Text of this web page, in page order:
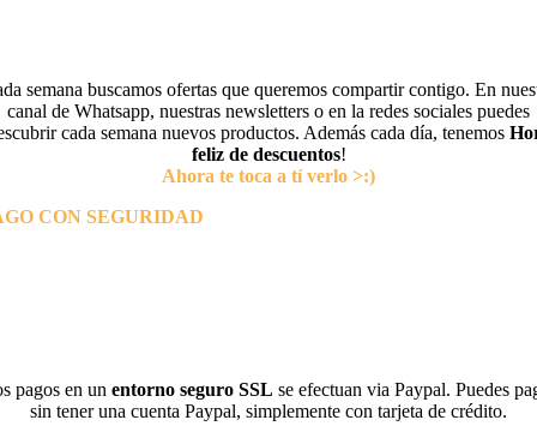
semana buscamos ofertas que queremos compartir contigo. En
canal de Whatsapp, nuestras newsletters o en la redes sociales puedes
cada semana nuevos productos. Además cada día, tenemos
feliz de descuentos!
Ahora te toca a tí verlo >:)
CON SEGURIDAD
pagos en un entorno seguro SSL se efectuan via Paypal. Puedes
sin tener una cuenta Paypal, simplemente con tarjeta de crédito.